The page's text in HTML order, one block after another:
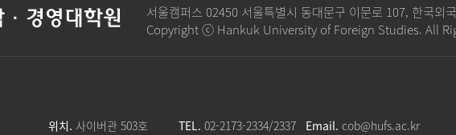
·경영대학원
서울캠퍼스 02450 서울특별시 동대문구 이문로 107, 한국외
Copyright ⓒ Hankuk University of Foreign Studies. All
위치. 사이버관 503호 TEL. 02-2173-2334/2337 Email. cob@hufs.ac.kr